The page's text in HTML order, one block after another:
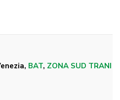
BAT, ZONA SUD TRANI